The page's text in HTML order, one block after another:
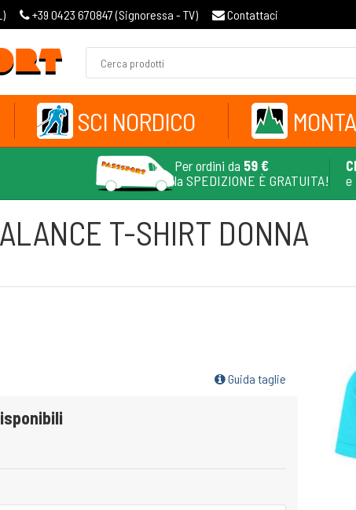
) +39 0423 670847 (Signoressa - TV) Contattaci
SCI NORDICO
Per ordini da 59 €
la SPEDIZIONE È GRATUITA!
e
T-SHIRT DONNA
Guida taglie